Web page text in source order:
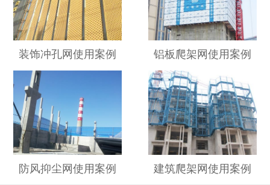
装饰冲孔网使用案例 铝板爬架网使用案例
防风抑尘网使用案例 建筑爬架网使用案例